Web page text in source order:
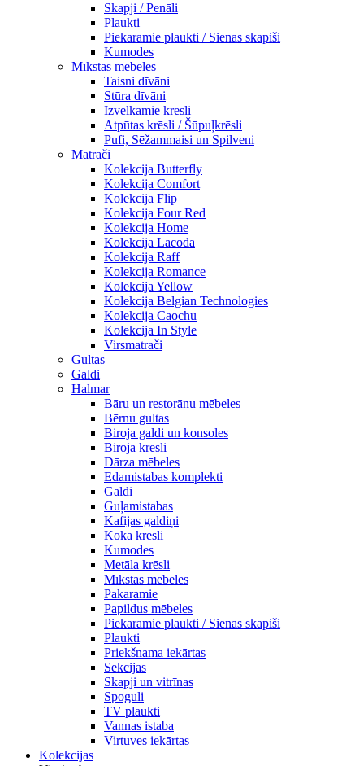
Skapji / Penāli
Plaukti
Piekaramie plaukti / Sienas skapiši
Kumodes
Mīkstās mēbeles
Taisni dīvāni
Stūra dīvāni
Izvelkamie krēsli
Atpūtas krēsli / Šūpuļkrēsli
Pufi, Sēžammaisi un Spilveni
Matrači
Kolekcija Butterfly
Kolekcija Comfort
Kolekcija Flip
Kolekcija Four Red
Kolekcija Home
Kolekcija Lacoda
Kolekcija Raff
Kolekcija Romance
Kolekcija Yellow
Kolekcija Belgian Technologies
Kolekcija Caochu
Kolekcija In Style
Virsmatrači
Gultas
Galdi
Halmar
Bāru un restorānu mēbeles
Bērnu gultas
Biroja galdi un konsoles
Biroja krēsli
Dārza mēbeles
Ēdamistabas komplekti
Galdi
Guļamistabas
Kafijas galdiņi
Koka krēsli
Kumodes
Metāla krēsli
Mīkstās mēbeles
Pakaramie
Papildus mēbeles
Piekaramie plaukti / Sienas skapiši
Plaukti
Priekšnama iekārtas
Sekcijas
Skapji un vitrīnas
Spoguli
TV plaukti
Vannas istaba
Virtuves iekārtas
Kolekcijas